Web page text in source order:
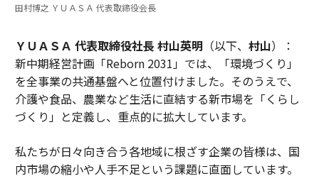
田村博之 ＹＵＡＳＡ 代表取締役会長
ＹＵＡＳＡ 代表取締役社長 村山英明（以下、 村山）：
新中期経営計画「Reborn 2031」では、「環境づくり」
を全事業の共通基盤へと位置付けました。そのうえで、
介護や食品、農業など生活に直結する新市場を「くらし
づくり」と定義し、重点的に拡大しています。
私たちが日々向き合う各地域に根ざす企業の皆様は、国
内市場の縮小や人手不足という課題に直面しています。